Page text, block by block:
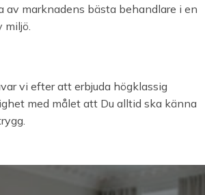
av marknadens bästa behandlare i en
miljö.
vi efter att erbjuda högklassig
med målet att Du alltid ska känna